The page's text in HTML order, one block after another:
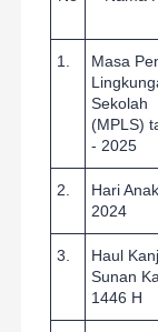
1.
Masa
Sekolah
(MPLS)
- 2025
2.
Hari
2024
3.
Haul
Sunan
1446 H